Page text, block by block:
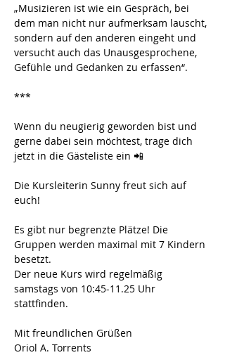
„Musizieren ist wie ein Gespräch, bei
dem man nicht nur aufmerksam lauscht,
sondern auf den anderen eingeht und
versucht auch das Unausgesprochene,
Gefühle und Gedanken zu erfassen“.
***
Wenn du neugierig geworden bist und
gerne dabei sein möchtest, trage dich
jetzt in die Gästeliste ein 📲
Die Kursleiterin Sunny freut sich auf
euch!
Es gibt nur begrenzte Plätze! Die
Gruppen werden maximal mit 7 Kindern
besetzt.
Der neue Kurs wird regelmäßig
samstags von 10:45-11.25 Uhr
stattfinden.
Mit freundlichen Grüßen
Oriol A. Torrents